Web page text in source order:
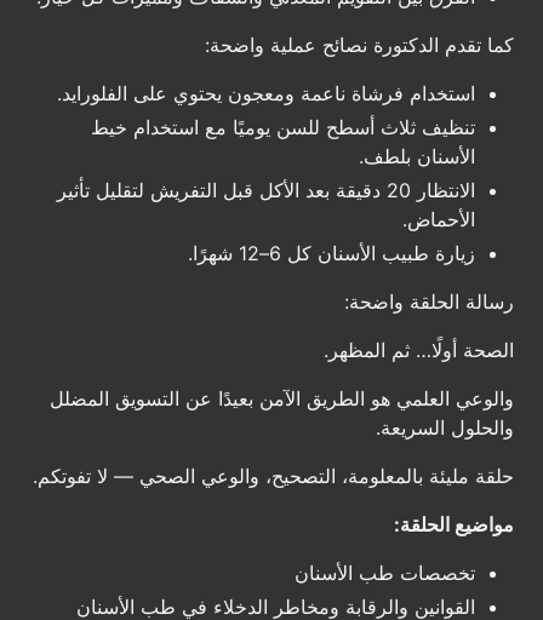
كما تقدم الدكتورة نصائح عملية واضحة:
استخدام فرشاة ناعمة ومعجون يحتوي على الفلورايد.
تنظيف ثلاث أسطح للسن يوميًا مع استخدام خيط
الأسنان بلطف.
الانتظار 20 دقيقة بعد الأكل قبل التفريش لتقليل تأثير
الأحماض.
زيارة طبيب الأسنان كل 6–12 شهرًا.
رسالة الحلقة واضحة:
الصحة أولًا… ثم المظهر.
والوعي العلمي هو الطريق الآمن بعيدًا عن التسويق المضلل
والحلول السريعة.
حلقة مليئة بالمعلومة، التصحيح، والوعي الصحي — لا تفوتكم.
مواضيع الحلقة:
تخصصات طب الأسنان
القوانين والرقابة ومخاطر الدخلاء في طب الأسنان